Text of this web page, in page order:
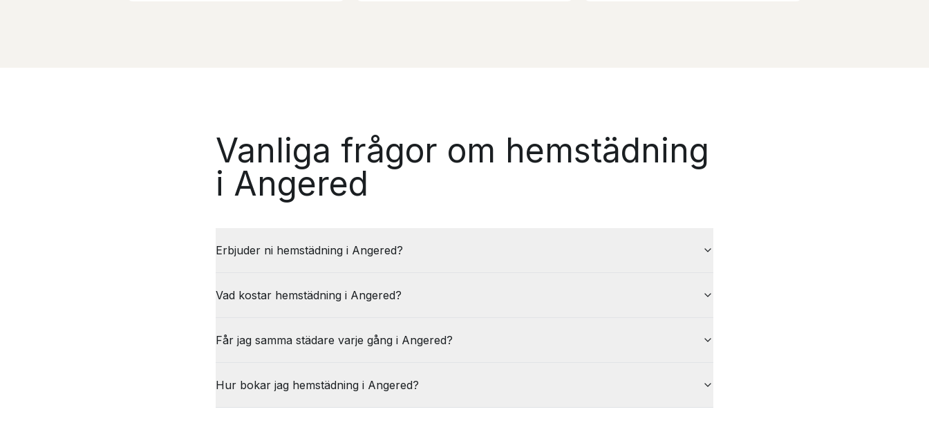
Vanliga frågor om hemstädning
i Angered
Erbjuder ni hemstädning i Angered?
Vad kostar hemstädning i Angered?
Får jag samma städare varje gång i Angered?
Hur bokar jag hemstädning i Angered?